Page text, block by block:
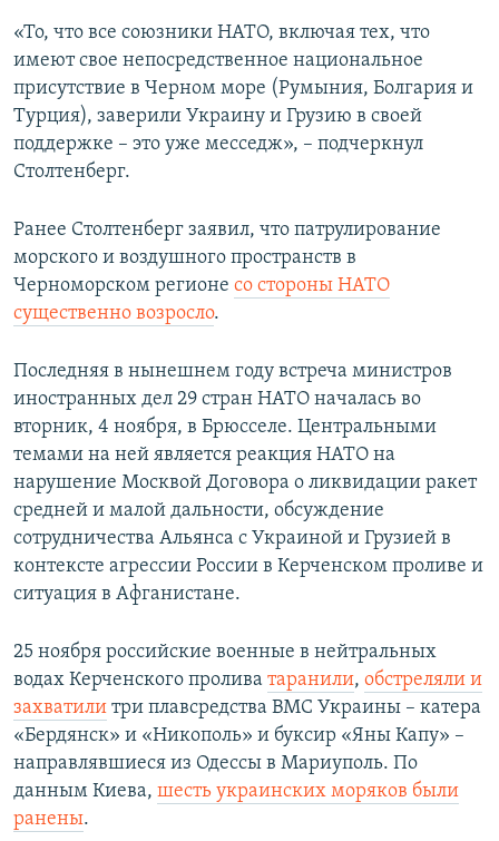
«То, что все союзники НАТО, включая тех, что
имеют свое непосредственное национальное
присутствие в Черном море (Румыния, Болгария и
Турция), заверили Украину и Грузию в своей
поддержке – это уже месседж», – подчеркнул
Столтенберг.
Ранее Столтенберг заявил, что патрулирование
морского и воздушного пространств в
Черноморском регионе со стороны НАТО
существенно возросло.
Последняя в нынешнем году встреча министров
иностранных дел 29 стран НАТО началась во
вторник, 4 ноября, в Брюсселе. Центральными
темами на ней является реакция НАТО на
нарушение Москвой Договора о ликвидации ракет
средней и малой дальности, обсуждение
сотрудничества Альянса с Украиной и Грузией в
контексте агрессии России в Керченском проливе и
ситуация в Афганистане.
25 ноября российские военные в нейтральных
водах Керченского пролива таранили, обстреляли и
захватили три плавсредства ВМС Украины – катера
«Бердянск» и «Никополь» и буксир «Яны Капу» –
направлявшиеся из Одессы в Мариуполь. По
данным Киева, шесть украинских моряков были
ранены.